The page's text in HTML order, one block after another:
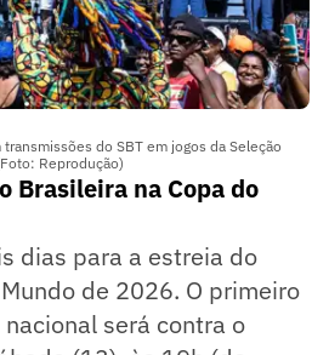
do SBT em jogos da Seleção
Reprodução)
Brasileira na Copa do
dias para a estreia do
de 2026. O primeiro
será contra o